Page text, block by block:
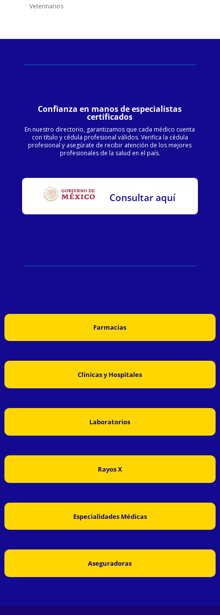
Veterinarios
Confianza en manos de especialistas
certificados
En nuestro directorio, garantizamos que cada médico cuenta
con título y cédula profesional válidos. Verifica la cédula
profesional y asegúrate de recibir atención de los mejores
profesionales de la salud en el país.
Consultar aquí
Farmacias
Clínicas y Hospitales
Laboratorios
Rayos X
Especialidades Médicas
Aseguradoras